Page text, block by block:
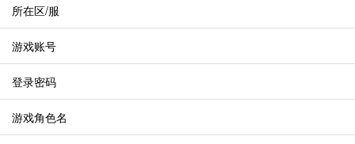
所在区/服
游戏账号
登录密码
游戏角色名